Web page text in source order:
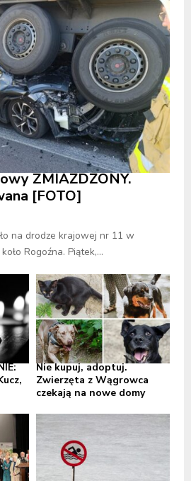
ZMIAŻDŻONY.
[FOTO]
na drodze krajowej nr 11 w
Rogoźna. Piątek,...
Nie kupuj, adoptuj.
Zwierzęta z Wągrowca
czekają na nowe domy